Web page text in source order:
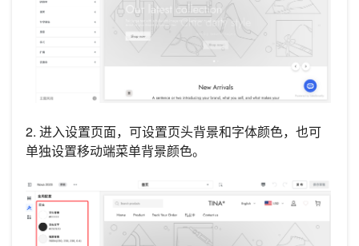
2. 进入设置页面，可设置页头背景和字体颜色，也可
单独设置移动端菜单背景颜色。